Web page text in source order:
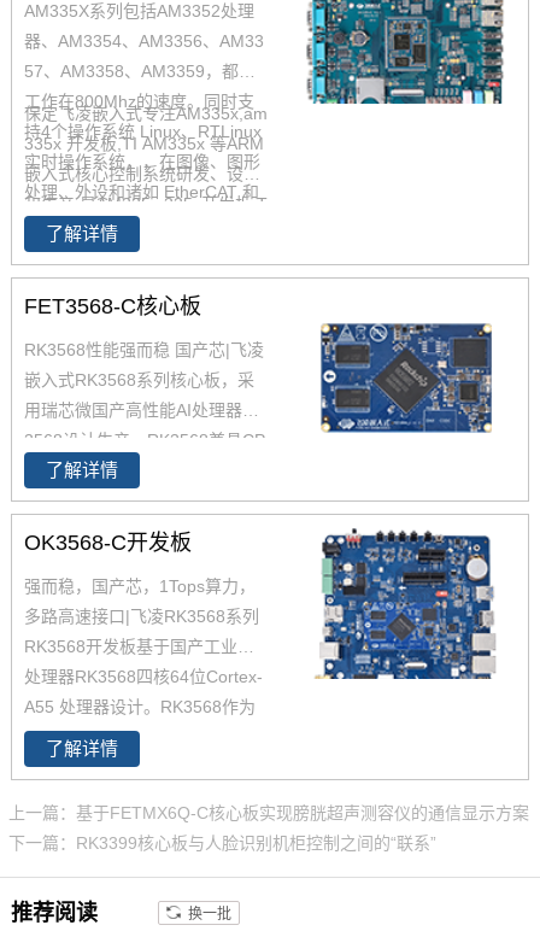
概述，AM335x处理器特点，欢
迎致电咨询。
AM335X系列包括AM3352处理
器、AM3354、AM3356、AM33
57、AM3358、AM3359，都可
工作在800Mhz的速度。同时支
持4个操作系统 Linux、RTLinux
实时操作系统，，在图像、图形
处理、外设和诸如 EtherCAT 和
PROFIBUS 的工业接口选项方面
进行了增强。飞凌OK335xS开发
板基于AM335x处理器开发，主
频800MHz，邮票孔封装，体积
小。根据AM335x的性能及功
能，飞凌推荐了非常多的解决方
案分享。
保定飞凌嵌入式专注AM335x,am
335x 开发板,TI AM335x 等ARM
嵌入式核心控制系统研发、设计
和生产,是AM335x,335x开发板,T
I AM335x 提供者, AM335x 系列
产品现已畅销全国,欢迎咨询!
了解详情
FET3568-C核心板
RK3568性能强而稳 国产芯|飞凌
嵌入式RK3568系列核心板，采
用瑞芯微国产高性能AI处理器RK
3568设计生产，RK3568兼具CP
U、GPU、NPU、VPU于一身，
RK3568 性能、性价比在同类产
品中具有较高优势，RK3568处
SoC， 飞凌RK3568核心板主要
面向工业互联网、HMI、NVR存
储、车载中控、工业网关等领
域。目前RK3568系列已经批量
稳定出货
了解详情
OK3568-C开发板
强而稳，国产芯，1Tops算力，
多路高速接口|飞凌RK3568系列
RK3568开发板基于国产工业级AI
处理器RK3568四核64位Cortex-
A55 处理器设计。RK3568作为
国产化高性能处理器，瑞芯微RK
3568芯片是一款定位中高端的通
一款定位中高端的通用型SoC，
NPU达到1Tops，飞凌RK3568系
格书_datasheet_数据手册_原理
了解详情
上一篇：基于FETMX6Q-C核心板实现膀胱超声测容仪的通信显示方案
下一篇：RK3399核心板与人脸识别机柜控制之间的“联系”
推荐阅读 换一批